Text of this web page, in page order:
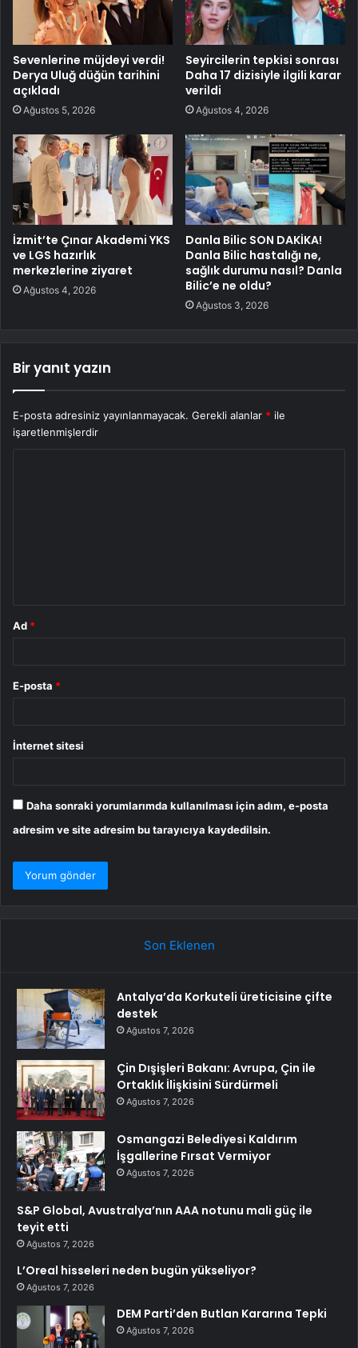
Sevenlerine müjdeyi verdi!
Derya Uluğ düğün tarihini
açıkladı
Ağustos 5, 2026
Seyircilerin tepkisi sonrası
Daha 17 dizisiyle ilgili karar
verildi
Ağustos 4, 2026
İzmit’te Çınar Akademi YKS
ve LGS hazırlık
merkezlerine ziyaret
Ağustos 4, 2026
Danla Bilic SON DAKİKA!
Danla Bilic hastalığı ne,
sağlık durumu nasıl? Danla
Bilic’e ne oldu?
Ağustos 3, 2026
Bir yanıt yazın
E-posta adresiniz yayınlanmayacak. Gerekli alanlar * ile
işaretlenmişlerdir
Ad *
E-posta *
İnternet sitesi
Daha sonraki yorumlarımda kullanılması için adım, e-posta
adresim ve site adresim bu tarayıcıya kaydedilsin.
Son Eklenen
Antalya’da Korkuteli üreticisine çifte
destek
Ağustos 7, 2026
Çin Dışişleri Bakanı: Avrupa, Çin ile
Ortaklık İlişkisini Sürdürmeli
Ağustos 7, 2026
Osmangazi Belediyesi Kaldırım
İşgallerine Fırsat Vermiyor
Ağustos 7, 2026
S&P Global, Avustralya’nın AAA notunu mali güç ile
teyit etti
Ağustos 7, 2026
L’Oreal hisseleri neden bugün yükseliyor?
Ağustos 7, 2026
DEM Parti’den Butlan Kararına Tepki
Ağustos 7, 2026